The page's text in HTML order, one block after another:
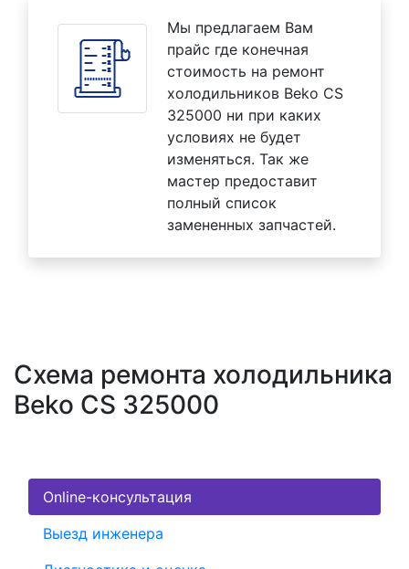
Мы предлагаем Вам
прайс где конечная
стоимость на ремонт
холодильников Beko CS
325000 ни при каких
условиях не будет
изменяться. Так же
мастер предоставит
полный список
замененных запчастей.
Схема ремонта холодильника
Beko CS 325000
Online-консультация
Выезд инженера